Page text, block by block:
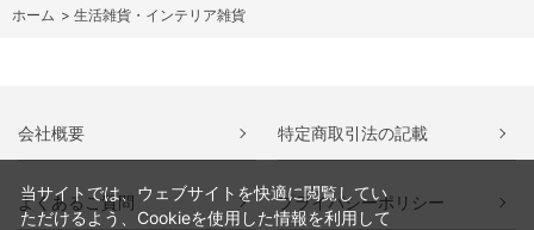
ホーム > 生活雑貨・インテリア雑貨
会社概要 特定商取引法の記載
よくあるご質問 プライバシーポリシー
当サイトでは、ウェブサイトを快適に閲覧してい
ただけるよう、Cookieを使用した情報を利用して